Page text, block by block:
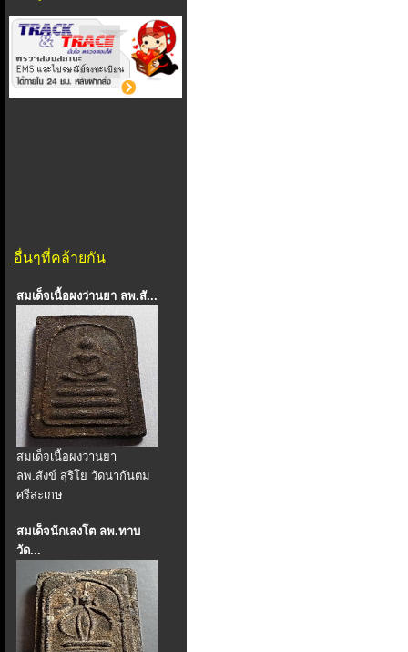
อื่นๆที่คล้ายกัน
สมเด็จเนื้อผงว่านยา ลพ.สั...
สมเด็จเนื้อผงว่านยา
ลพ.สังข์ สุริโย วัดนากันตม
ศรีสะเกษ
สมเด็จนักเลงโต ลพ.ทาบ
วัด...